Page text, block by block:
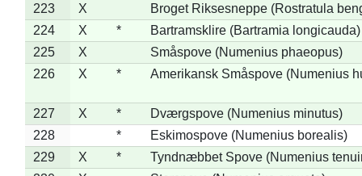
223
X
Broget Riksesneppe (Rostratula
224
X *
Bartramsklire (Bartramia longicauda)
225
X
Småspove (Numenius phaeopus)
226
X * Amerikansk Småspove (Numenius
227 X *
Dværgspove (Numenius minutus)
228
*
Eskimospove (Numenius borealis)
229
X *
Tyndnæbbet Spove (Numenius